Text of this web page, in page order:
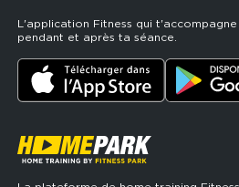
L'application Fitness qui t'accompagne
pendant et après ta séance.